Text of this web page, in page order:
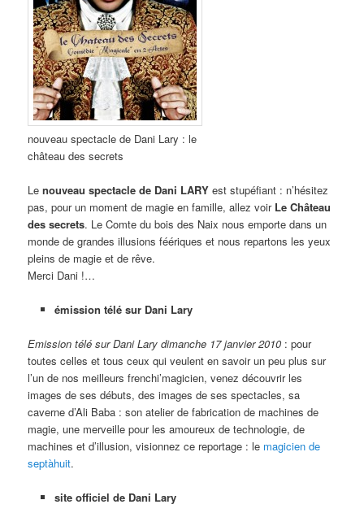
nouveau spectacle de Dani Lary : le
château des secrets
Lenouveau spectacle de Dani LARY est stupéfiant : n’hésitez
pas, pour un moment de magie en famille, allez voir Le Château
des secrets. Le Comte du bois des Naix nous emporte dans un
monde de grandes illusions féériques et nous repartons les yeux
pleins de magie et de rêve.
Merci Dani !…
émission télé sur Dani Lary
Emission télé sur Dani Lary dimanche 17 janvier 2010 : pour
toutes celles et tous ceux qui veulent en savoir un peu plus sur
l’un de nos meilleurs frenchi’magicien, venez découvrir les
images de ses débuts, des images de ses spectacles, sa
caverne d’Ali Baba : son atelier de fabrication de machines de
magie, une merveille pour les amoureux de technologie, de
machines et d’illusion, visionnez ce reportage : le magicien de
septàhuit.
site officiel de Dani Lary